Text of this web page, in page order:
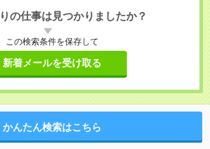
の仕事は見つかりましたか？
この検索条件を保存して
新着メールを受け取る
かんたん検索はこちら